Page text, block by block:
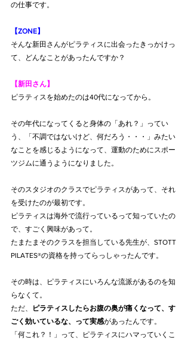
の仕事です。
【ZONE】
そんな新田さんがピラティスに出会ったきっかけっ
て、どんなことがあったんですか？
【新田さん】
ピラティスを始めたのは40代になってから。
その年代になってくると身体の「あれ？」ってい
う、「不調ではないけど、何だろう・・・」みたい
なことを感じるようになって、運動のためにスポー
ツジムに通うようになりました。
そのスタジオのクラスでピラティスがあって、それ
を受けたのが最初です。
ピラティスは海外で流行っているって知っていたの
で、すごく興味があって。
たまたまそのクラスを担当している先生が、STOTT
PILATES®の資格を持ってらっしゃったんです。
その時は、ピラティスにいろんな流派があるのを知
らなくて。
ただ、
ピラティスしたらお腹の奥が痛くなって、す
ごく効いているな、って実感があったんです。
「何これ？！」って、ピラティスにハマっていくこ